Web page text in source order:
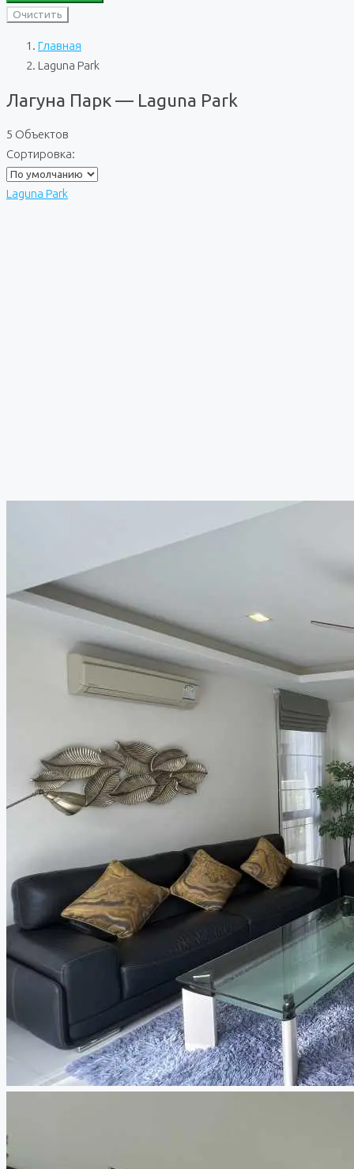
Очистить
Главная
Laguna Park
Лагуна Парк — Laguna Park
5 Объектов
Сортировка:
Laguna Park